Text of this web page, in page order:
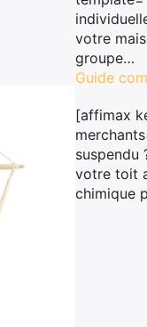
votre
groupe…
Guide
[affimax
suspendu
votre toit
chimique